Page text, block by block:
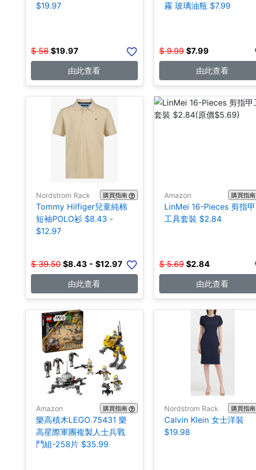
$19.97
$ 58 $19.97
由此查看
霧 玻璃油瓶 $7.99
$ 9.99 $7.99
由此查看
Nordstrom Rack 購買指南
Tommy Hilfiger兒童純棉
短袖POLO衫 $8.43 -
$12.97
$ 39.50 $8.43 - $12.97
由此查看
Amazon 購買指南
LinMei 16-Pieces 剪指甲
工具套裝 $2.84
$ 5.69 $2.84
由此查看
Amazon 購買指南
樂高積木LEGO 75431 樂
高星際軍團複製人士兵戰
鬥組-258片 $35.99
Nordstrom Rack 購買指南
Calvin Klein 女士洋裝
$19.98